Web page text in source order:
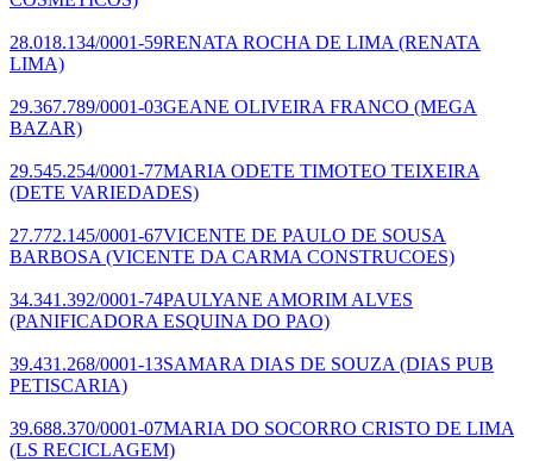
28.018.134/0001-59RENATA ROCHA DE LIMA (RENATA
LIMA)
29.367.789/0001-03GEANE OLIVEIRA FRANCO (MEGA
BAZAR)
29.545.254/0001-77MARIA ODETE TIMOTEO TEIXEIRA
(DETE VARIEDADES)
27.772.145/0001-67VICENTE DE PAULO DE SOUSA
BARBOSA (VICENTE DA CARMA CONSTRUCOES)
34.341.392/0001-74PAULYANE AMORIM ALVES
(PANIFICADORA ESQUINA DO PAO)
39.431.268/0001-13SAMARA DIAS DE SOUZA (DIAS PUB
PETISCARIA)
39.688.370/0001-07MARIA DO SOCORRO CRISTO DE LIMA
(LS RECICLAGEM)